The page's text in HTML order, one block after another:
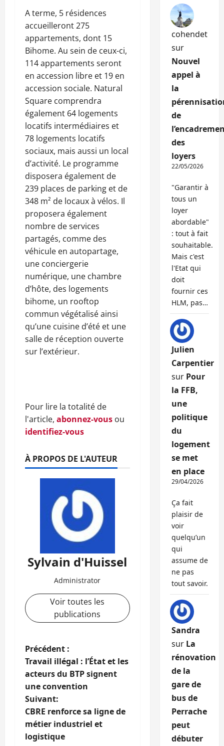
A terme, 5 résidences
accueilleront 275
appartements, dont 15
Bihome. Au sein de ceux-ci,
114 appartements seront
en accession libre et 19 en
accession sociale. Natural
Square comprendra
également 64 logements
locatifs intermédiaires et
78 logements locatifs
sociaux, mais aussi un local
d’activité. Le programme
disposera également de
239 places de parking et de
348 m² de locaux à vélos. Il
proposera également
nombre de services
partagés, comme des
véhicule en autopartage,
une conciergerie
numérique, une chambre
d’hôte, des logements
bihome, un rooftop
commun végétalisé ainsi
qu’une cuisine d’été et une
salle de réception ouverte
sur l’extérieur.
Pour lire la totalité de
l'article, abonnez-vous ou
identifiez-vous
À PROPOS DE L'AUTEUR
Sylvain d'Huissel
Administrator
Voir toutes les
publications
N
a
v
i
g
Précédent :
Travail illégal : l’État et les
acteurs du BTP signent
une convention
Suivant:
CBRE renforce sa ligne de
métier industriel et
logistique
cohendet
sur
Nouvel
appel à
la
de
des
loyers
22/05/2026
"Garantir à
tous un
loyer
abordable"
: tout à fait
souhaitable.
Mais c'est
l'Etat qui
doit
fournir ces
HLM, pas…
Julien
Carpentier
sur Pour
la FFB,
une
politique
du
logement
se met
en place
29/04/2026
Ça fait
plaisir de
voir
quelqu’un
qui
assume de
ne pas
tout savoir.
Sandra
sur La
rénovation
de la
gare de
bus de
Perrache
peut
débuter